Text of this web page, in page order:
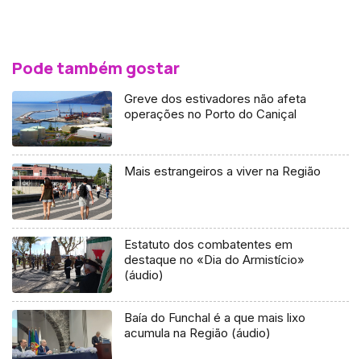
Pode também gostar
Greve dos estivadores não afeta
operações no Porto do Caniçal
Mais estrangeiros a viver na Região
Estatuto dos combatentes em
destaque no «Dia do Armistício»
(áudio)
Baía do Funchal é a que mais lixo
acumula na Região (áudio)